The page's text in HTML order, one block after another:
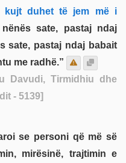
kujt duhet të jem më i
nënës sate, pastaj ndaj
sate, pastaj ndaj babait
me radhë.”
Davudi, Tirmidhiu dhe
- 5139]
mirësinë, trajtimin e